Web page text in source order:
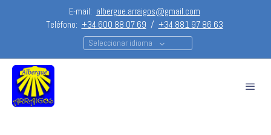
E-mail: albergue.arraigos@gmail.com
Teléfono: +34 600 88 07 69 / +34 881 97 86 63
Seleccionar idioma